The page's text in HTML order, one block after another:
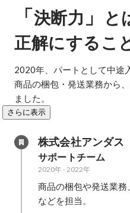
「決断力」 と
正解にするこ
2020年、パートとして中途
商品の梱包・発送業務から
ました。
さらに表示
株式会社アンダス
サポートチーム
2020年-2022年
商品の梱包や発送業務
などを担当。